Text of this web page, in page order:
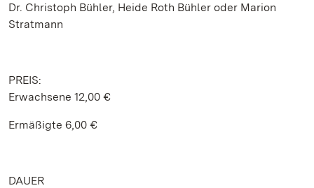
Dr. Christoph Bühler, Heide Roth Bühler oder Marion
Stratmann
PREIS:
Erwachsene 12,00 €
Ermäßigte 6,00 €
DAUER